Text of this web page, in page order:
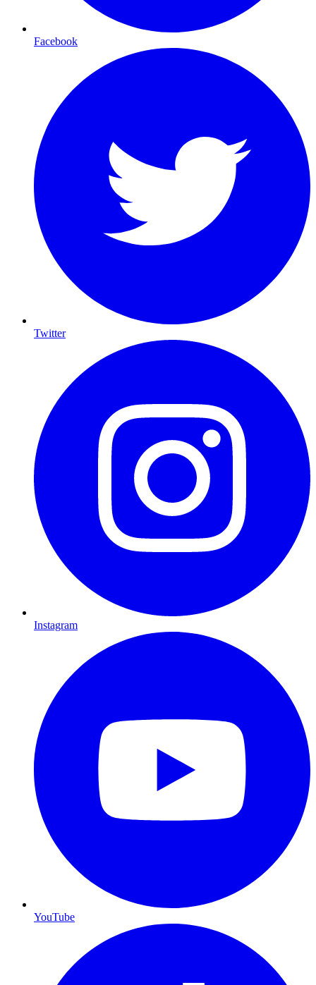
Facebook
Twitter
Instagram
YouTube